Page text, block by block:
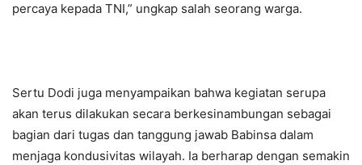
percaya kepada TNI,” ungkap salah seorang warga.
Sertu Dodi juga menyampaikan bahwa kegiatan serupa
akan terus dilakukan secara berkesinambungan sebagai
bagian dari tugas dan tanggung jawab Babinsa dalam
menjaga kondusivitas wilayah. Ia berharap dengan semakin